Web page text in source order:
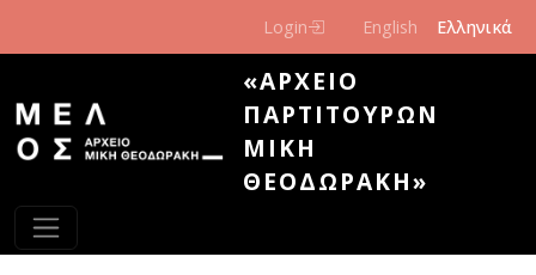
Login English Ελληνικά
«ΑΡΧΕΊΟ
ΠΑΡΤΙΤΟΎΡΩΝ
ΜΊΚΗ
ΘΕΟΔΩΡΆΚΗ»